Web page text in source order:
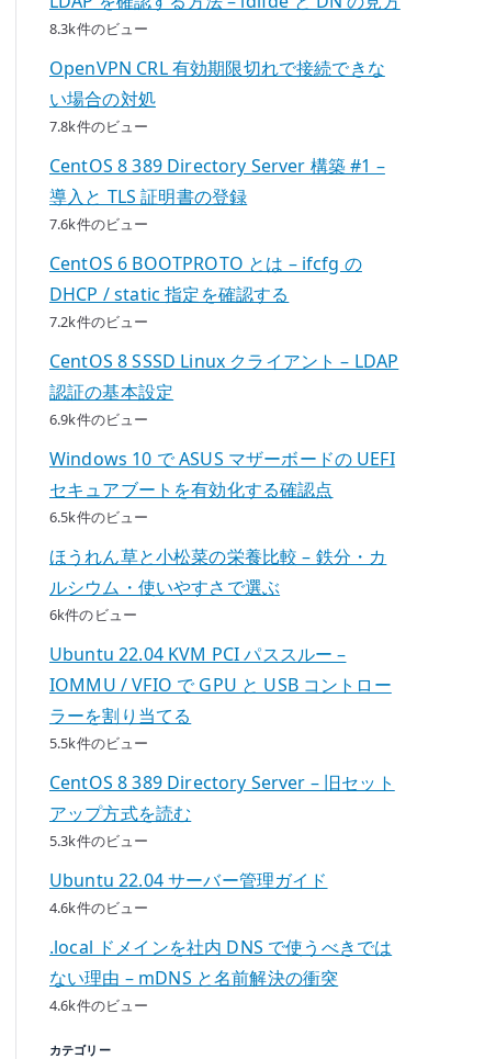
8.3k件のビュー
OpenVPN CRL 有効期限切れで接続できな
い場合の対処
7.8k件のビュー
CentOS 8 389 Directory Server 構築 #1 –
導入と TLS 証明書の登録
7.6k件のビュー
CentOS 6 BOOTPROTO とは – ifcfg の
DHCP / static 指定を確認する
7.2k件のビュー
CentOS 8 SSSD Linux クライアント – LDAP
認証の基本設定
6.9k件のビュー
Windows 10 で ASUS マザーボードの UEFI
セキュアブートを有効化する確認点
6.5k件のビュー
ほうれん草と小松菜の栄養比較 – 鉄分・カ
ルシウム・使いやすさで選ぶ
6k件のビュー
Ubuntu 22.04 KVM PCI パススルー –
IOMMU / VFIO で GPU と USB コントロー
ラーを割り当てる
5.5k件のビュー
CentOS 8 389 Directory Server – 旧セット
アップ方式を読む
5.3k件のビュー
Ubuntu 22.04 サーバー管理ガイド
4.6k件のビュー
.local ドメインを社内 DNS で使うべきでは
ない理由 – mDNS と名前解決の衝突
4.6k件のビュー
カテゴリー